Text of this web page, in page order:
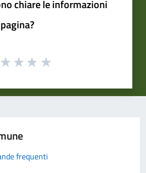
chiare le informazioni
frequenti